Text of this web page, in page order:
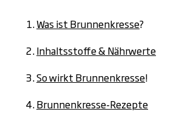
Was ist Brunnenkresse?
Inhaltsstoffe & Nährwerte
So wirkt Brunnenkresse!
Brunnenkresse-Rezepte